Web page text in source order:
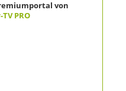
von
PRO